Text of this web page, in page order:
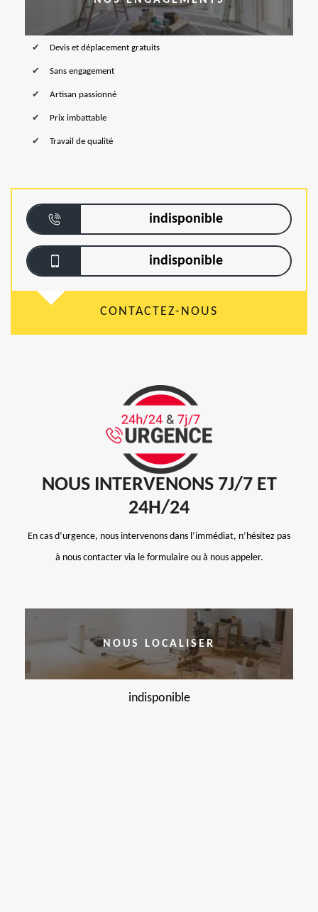
Devis et déplacement gratuits
Sans engagement
Artisan passionné
Prix imbattable
Travail de qualité
indisponible
indisponible
CONTACTEZ-NOUS
NOUS INTERVENONS 7J/7 ET
24H/24
En cas d’urgence, nous intervenons dans l’immédiat, n’hésitez pas
à nous contacter via le formulaire ou à nous appeler.
NOUS LOCALISER
indisponible